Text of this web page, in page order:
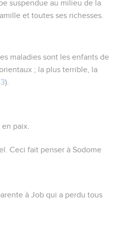
suspendue au milieu de la
et toutes ses richesses.
maladies sont les enfants de
; la plus terrible, la
).
paix.
Ceci fait penser à Sodome
à Job qui a perdu tous